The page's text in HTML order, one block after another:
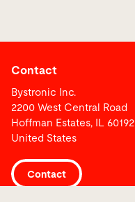
Contact
Bystronic Inc.
2200 West Central Road
Hoffman Estates, IL 60192
United States
Contact